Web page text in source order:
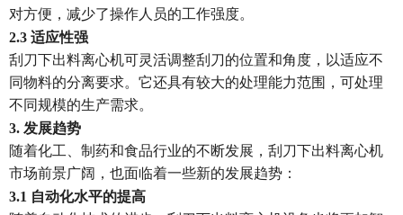
对方便，减少了操作人员的工作强度。
2.3 适应性强
刮刀下出料离心机可灵活调整刮刀的位置和角度，以适应不
同物料的分离要求。它还具有较大的处理能力范围，可处理
不同规模的生产需求。
3. 发展趋势
随着化工、制药和食品行业的不断发展，刮刀下出料离心机
市场前景广阔，也面临着一些新的发展趋势：
3.1 自动化水平的提高